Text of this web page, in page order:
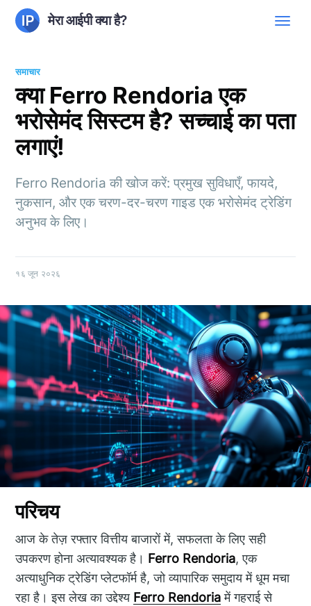
मेरा आईपी क्या है?
समाचार
क्या Ferro Rendoria एक
भरोसेमंद सिस्टम है? सच्चाई का पता
लगाएं!
Ferro Rendoria की खोज करें: प्रमुख सुविधाएँ, फायदे,
नुकसान, और एक चरण-दर-चरण गाइड एक भरोसेमंद ट्रेडिंग
अनुभव के लिए।
१६ जून २०२६
परिचय
आज के तेज़ रफ्तार वित्तीय बाजारों में, सफलता के लिए सही
उपकरण होना अत्यावश्यक है। Ferro Rendoria, एक
अत्याधुनिक ट्रेडिंग प्लेटफॉर्म है, जो व्यापारिक समुदाय में धूम मचा
रहा है। इस लेख का उद्देश्य Ferro Rendoriaमें गहराई से